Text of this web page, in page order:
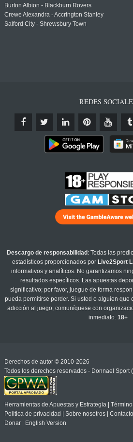
Burton Albion - Blackburn Rovers
Crewe Alexandra - Accrington Stanley
Salford City - Shrewsbury Town
REDES
Descargo de responsabilidad : Todas las
estadísticos proporcionados por Live2Sport
informativos y analíticos. No garantizamos
resultados específicos. Las apuestas
significativo; por favor, juegue de forma
pueda permitirse perder. Si usted o alguien que
adicción al juego, comuníquese con
inmediato.18+
Derechos de autor © 2010-2026
Todos los derechos reservados - Donnael Sport
Herramientas de Apuestas y Estrategia|
Política de privacidad
Sobre nosotros| Contacto
Donar| English Version